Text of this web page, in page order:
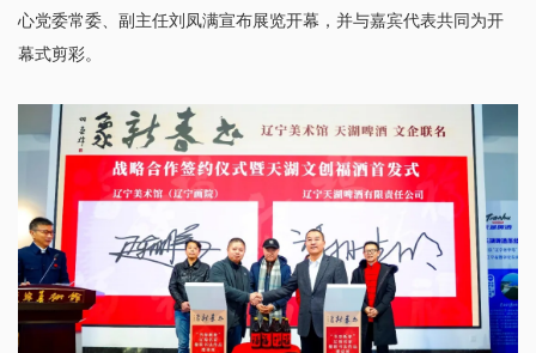
心党委常委、副主任刘凤满宣布展览开幕，并与嘉宾代表共同为开
幕式剪彩。